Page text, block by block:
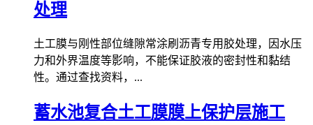
处理
土工膜与刚性部位缝隙常涂刷沥青专用胶处理，因水压
力和外界温度等影响，不能保证胶液的密封性和黏结
性。通过查找资料，...
蓄水池复合土工膜膜上保护层施工